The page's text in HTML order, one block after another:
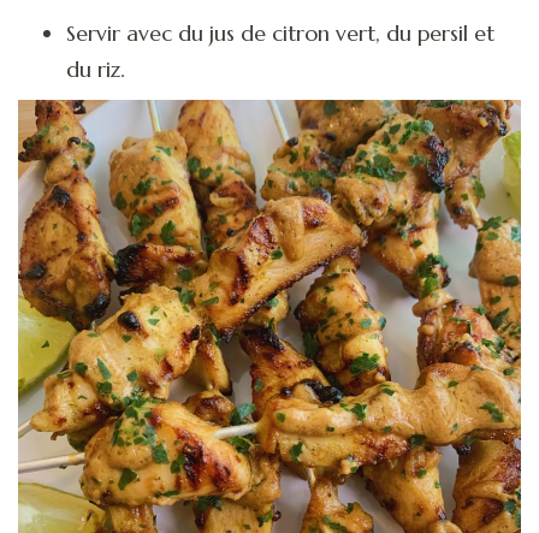
Servir avec du jus de citron vert, du persil et
du riz.